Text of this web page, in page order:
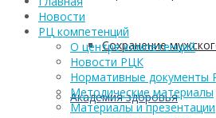
Сохранение
Академия здоровья
Новости
РЦ компетенций
О центре компетенций
Новости РЦК
Нормативные документы
Методические материалы
Материалы и презентации